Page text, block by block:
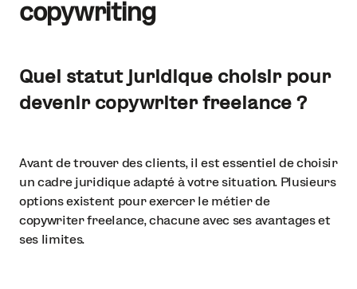
copywriting
Quel statut juridique choisir pour
devenir copywriter freelance ?
Avant de trouver des clients, il est essentiel de choisir
un cadre juridique adapté à votre situation. Plusieurs
options existent pour exercer le métier de
copywriter freelance, chacune avec ses avantages et
ses limites.